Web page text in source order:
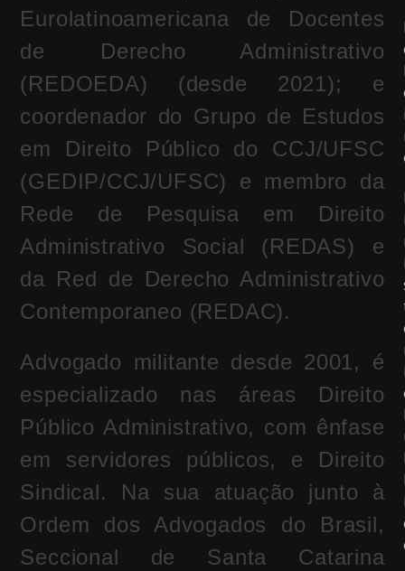
Eurolatinoamericana de Docentes
de Derecho Administrativo
(REDOEDA) (desde 2021); e
coordenador do Grupo de Estudos
em Direito Público do CCJ/UFSC
(GEDIP/CCJ/UFSC) e membro da
Rede de Pesquisa em Direito
Administrativo Social (REDAS) e
da Red de Derecho Administrativo
Contemporaneo (REDAC).
Advogado militante desde 2001, é
especializado nas áreas Direito
Público Administrativo, com ênfase
em servidores públicos, e Direito
Sindical. Na sua atuação junto à
Ordem dos Advogados do Brasil,
Seccional de Santa Catarina